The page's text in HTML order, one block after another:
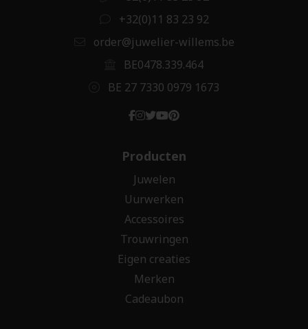
+32(0)11 83 23 92
order@juwelier-willems.be
BE0478.339.464
BE 27 7330 0979 1673
Producten
Juwelen
Uurwerken
Accessoires
Trouwringen
Eigen creaties
Merken
Cadeaubon